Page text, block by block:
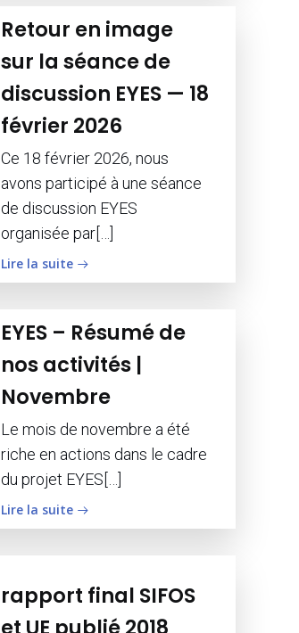
Retour en image
sur la séance de
discussion EYES — 18
février 2026
Ce 18 février 2026, nous
avons participé à une séance
de discussion EYES
organisée par[…]
Lire la suite
EYES – Résumé de
nos activités |
Novembre
Le mois de novembre a été
riche en actions dans le cadre
du projet EYES[…]
Lire la suite
rapport final SIFOS